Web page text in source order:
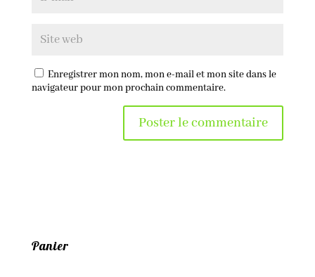
Enregistrer mon nom, mon e-mail et mon site dans le
navigateur pour mon prochain commentaire.
Panier